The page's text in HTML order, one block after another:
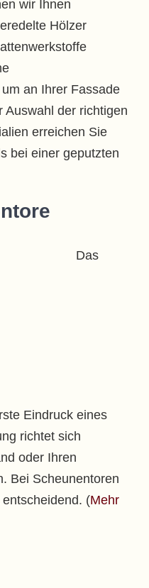
wir Ihnen
Hölzer
an Ihrer Fassade
Auswahl der richtigen
erreichen Sie
bei einer geputzten
Das
Eindruck eines
richtet sich
oder Ihren
Bei Scheunentoren
(Mehr